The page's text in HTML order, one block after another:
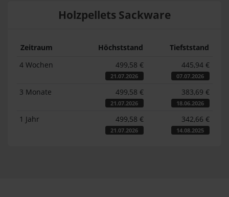
Holzpellets Sackware
Zeitraum Höchststand
Tiefststand
4 Wochen
499,58 €
21.07.2026
445,94 €
07.07.2026
3 Monate 499,58 €
21.07.2026
383,69 €
18.06.2026
1 Jahr 499,58 €
21.07.2026
342,66 €
14.08.2025